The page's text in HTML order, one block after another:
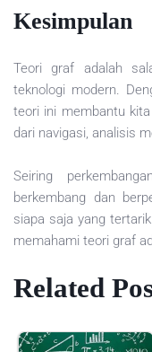
Kesimpulan
Teori graf adalah
teknologi modern.
teori ini membantu
dari navigasi, analisis
Seiring
berkembang dan
siapa saja yang
memahami teori graf
Related